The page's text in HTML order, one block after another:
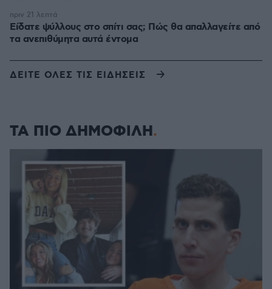
Είδατε ψύλλους στο σπίτι σας; Πώς θα απαλλαγείτε από
τα ανεπιθύμητα αυτά έντομα
πριν 21 λεπτά
ΔΕΙΤΕ ΟΛΕΣ ΤΙΣ ΕΙΔΗΣΕΙΣ
ΤΑ ΠΙΟ ΔΗΜΟΦΙΛΗ